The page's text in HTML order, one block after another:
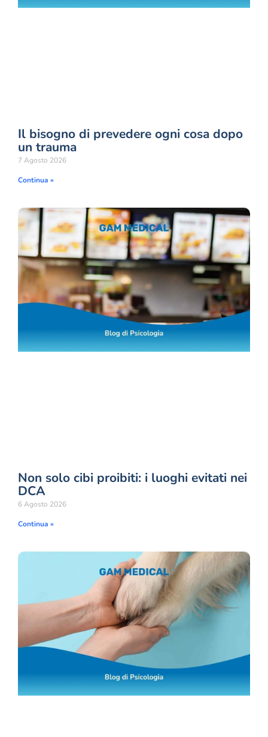
Il bisogno di prevedere ogni cosa dopo
un trauma
7 Agosto 2026
Continua »
Non solo cibi proibiti: i luoghi evitati nei
DCA
6 Agosto 2026
Continua »